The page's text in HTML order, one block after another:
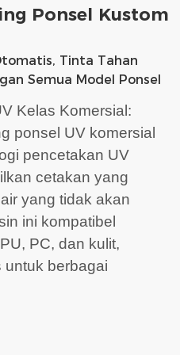
Ponsel Kustom
Tinta Tahan
Semua Model Ponsel
Kelas Komersial:
ponsel UV komersial
pencetakan UV
cetakan yang
yang tidak akan
ini kompatibel
PC, dan kulit,
untuk berbagai